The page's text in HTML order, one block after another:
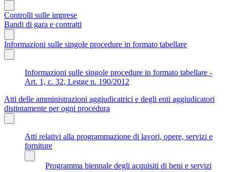
Controlli sulle imprese
Bandi di gara e contratti
Informazioni sulle singole procedure in formato tabellare
Informazioni sulle singole procedure in formato tabellare -
Art. 1, c. 32, Legge n. 190/2012
Atti delle amministrazioni aggiudicatrici e degli enti aggiudicatori
distintamente per ogni procedura
Atti relativi alla programmazione di lavori, opere, servizi e
forniture
Programma biennale degli acquisiti di beni e servizi